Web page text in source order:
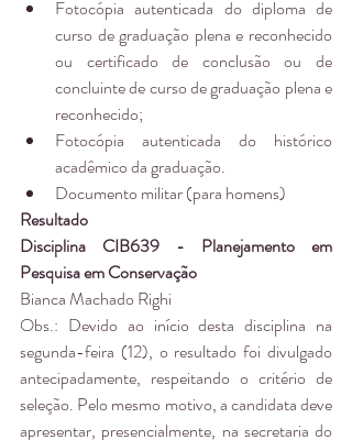
Fotocópia autenticada do diploma de
curso de graduação plena e reconhecido
ou certificado de conclusão ou de
concluinte de curso de graduação plena e
reconhecido;
Fotocópia autenticada do histórico
acadêmico da graduação.
Documento militar (para homens)
Resultado
Disciplina CIB639 - Planejamento em
Pesquisa em Conservação
Bianca Machado Righi
Obs.: Devido ao início desta disciplina na
segunda-feira (12), o resultado foi divulgado
antecipadamente, respeitando o critério de
seleção. Pelo mesmo motivo, a candidata deve
apresentar, presencialmente, na secretaria do